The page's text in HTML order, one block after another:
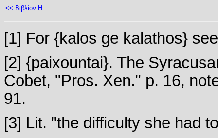
<< Βιβλίον Η
[1] For {kalos ge kalathos}
[2] {paixountai}. The
Cobet, "Pros. Xen." p. 16,
91.
[3] Lit. "the difficulty she had